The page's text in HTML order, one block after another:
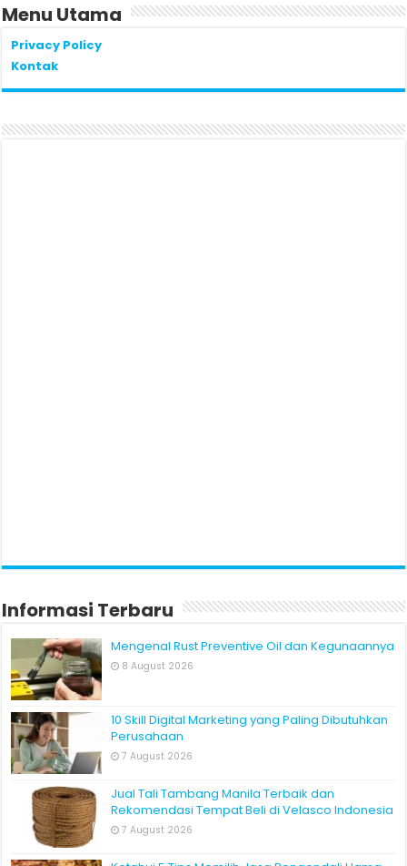
Menu Utama
Privacy Policy
Kontak
Informasi Terbaru
Mengenal Rust Preventive Oil dan Kegunaannya
8 August 2026
10 Skill Digital Marketing yang Paling Dibutuhkan
Perusahaan
7 August 2026
Jual Tali Tambang Manila Terbaik dan
Rekomendasi Tempat Beli di Velasco Indonesia
7 August 2026